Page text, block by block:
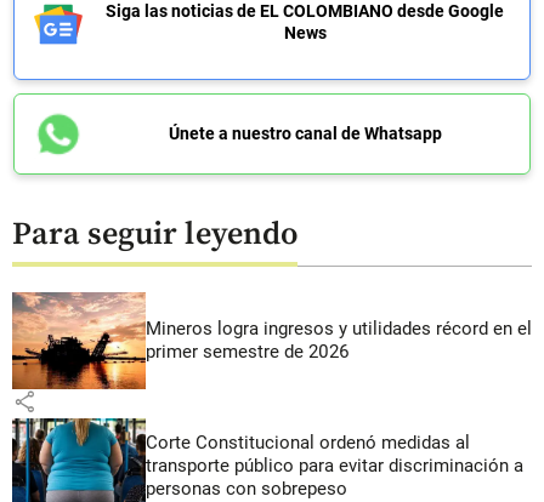
Siga las noticias de EL COLOMBIANO desde Google
News
Únete a nuestro canal de Whatsapp
Para seguir leyendo
Mineros logra ingresos y utilidades récord en el
primer semestre de 2026
share
Corte Constitucional ordenó medidas al
transporte público para evitar discriminación a
personas con sobrepeso